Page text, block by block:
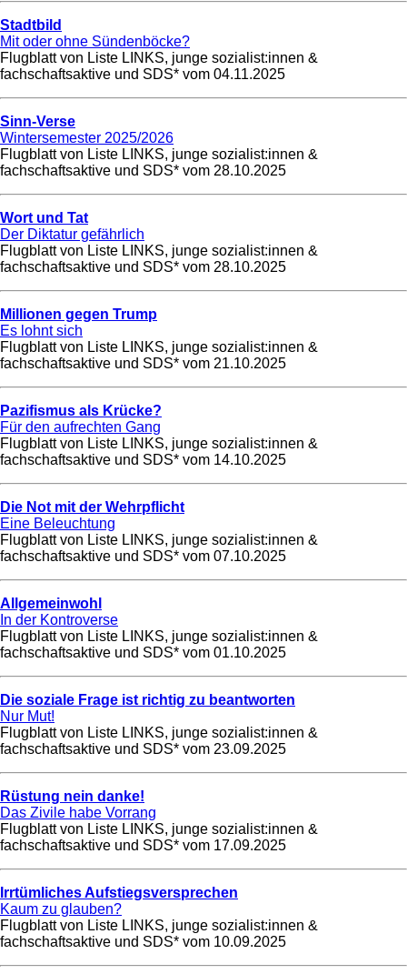
Stadtbild
Mit oder ohne Sündenböcke?
Flugblatt von Liste LINKS, junge sozialist:innen &
fachschaftsaktive und SDS* vom 04.11.2025
Sinn-Verse
Wintersemester 2025/2026
Flugblatt von Liste LINKS, junge sozialist:innen &
fachschaftsaktive und SDS* vom 28.10.2025
Wort und Tat
Der Diktatur gefährlich
Flugblatt von Liste LINKS, junge sozialist:innen &
fachschaftsaktive und SDS* vom 28.10.2025
Millionen gegen Trump
Es lohnt sich
Flugblatt von Liste LINKS, junge sozialist:innen &
fachschaftsaktive und SDS* vom 21.10.2025
Pazifismus als Krücke?
Für den aufrechten Gang
Flugblatt von Liste LINKS, junge sozialist:innen &
fachschaftsaktive und SDS* vom 14.10.2025
Die Not mit der Wehrpflicht
Eine Beleuchtung
Flugblatt von Liste LINKS, junge sozialist:innen &
fachschaftsaktive und SDS* vom 07.10.2025
Allgemeinwohl
In der Kontroverse
Flugblatt von Liste LINKS, junge sozialist:innen &
fachschaftsaktive und SDS* vom 01.10.2025
Die soziale Frage ist richtig zu beantworten
Nur Mut!
Flugblatt von Liste LINKS, junge sozialist:innen &
fachschaftsaktive und SDS* vom 23.09.2025
Rüstung nein danke!
Das Zivile habe Vorrang
Flugblatt von Liste LINKS, junge sozialist:innen &
fachschaftsaktive und SDS* vom 17.09.2025
Irrtümliches Aufstiegsversprechen
Kaum zu glauben?
Flugblatt von Liste LINKS, junge sozialist:innen &
fachschaftsaktive und SDS* vom 10.09.2025